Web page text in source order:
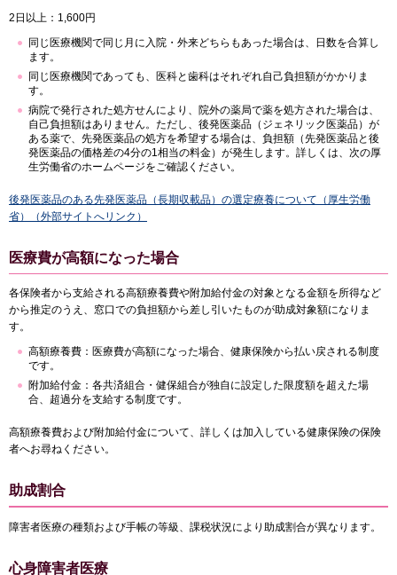
2日以上：1,600円
同じ医療機関で同じ月に入院・外来どちらもあった場合は、日数を合算し
ます。
同じ医療機関であっても、医科と歯科はそれぞれ自己負担額がかかりま
す。
病院で発行された処方せんにより、院外の薬局で薬を処方された場合は、
自己負担額はありません。ただし、後発医薬品（ジェネリック医薬品）が
ある薬で、先発医薬品の処方を希望する場合は、負担額（先発医薬品と後
発医薬品の価格差の4分の1相当の料金）が発生します。詳しくは、次の厚
生労働省のホームページをご確認ください。
後発医薬品のある先発医薬品（長期収載品）の選定療養について（厚生労働
省）（外部サイトへリンク）
医療費が高額になった場合
各保険者から支給される高額療養費や附加給付金の対象となる金額を所得など
から推定のうえ、窓口での負担額から差し引いたものが助成対象額になりま
す。
高額療養費：医療費が高額になった場合、健康保険から払い戻される制度
です。
附加給付金：各共済組合・健保組合が独自に設定した限度額を超えた場
合、超過分を支給する制度です。
高額療養費および附加給付金について、詳しくは加入している健康保険の保険
者へお尋ねください。
助成割合
障害者医療の種類および手帳の等級、課税状況により助成割合が異なります。
心身障害者医療